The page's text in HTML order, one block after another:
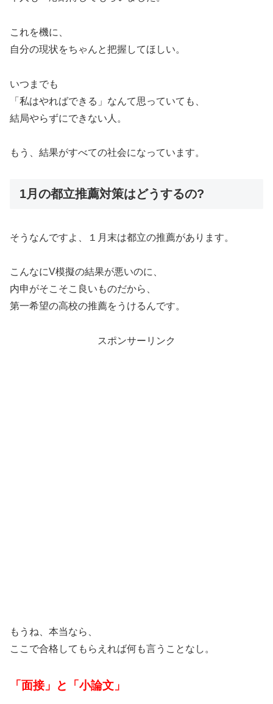
これを機に、
自分の現状をちゃんと把握してほしい。
いつまでも
「私はやればできる」なんて思っていても、
結局やらずにできない人。
もう、結果がすべての社会になっています。
1月の都立推薦対策はどうするの?
そうなんですよ、１月末は都立の推薦があります。
こんなにV模擬の結果が悪いのに、
内申がそこそこ良いものだから、
第一希望の高校の推薦をうけるんです。
スポンサーリンク
もうね、本当なら、
ここで合格してもらえれば何も言うことなし。
「面接」と「小論文」